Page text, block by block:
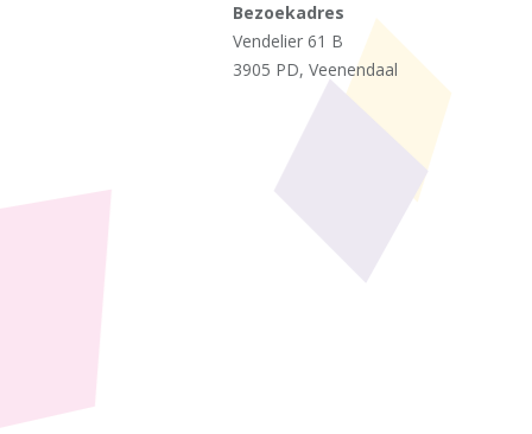
Bezoekadres
Vendelier 61 B
3905 PD, Veenendaal